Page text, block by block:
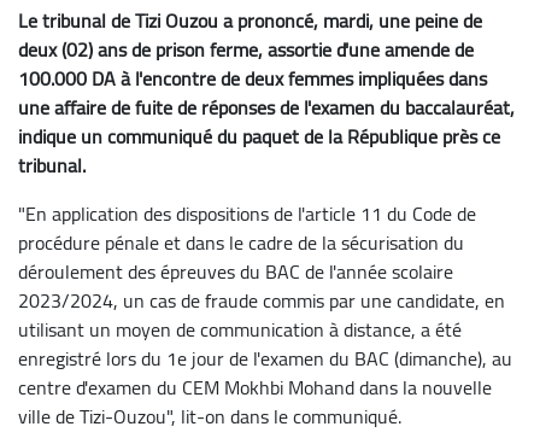
Le tribunal de Tizi Ouzou a prononcé, mardi, une peine de
deux (02) ans de prison ferme, assortie d'une amende de
100.000 DA à l'encontre de deux femmes impliquées dans
une affaire de fuite de réponses de l'examen du baccalauréat,
indique un communiqué du paquet de la République près ce
tribunal.
"En application des dispositions de l'article 11 du Code de
procédure pénale et dans le cadre de la sécurisation du
déroulement des épreuves du BAC de l'année scolaire
2023/2024, un cas de fraude commis par une candidate, en
utilisant un moyen de communication à distance, a été
enregistré lors du 1e jour de l'examen du BAC (dimanche), au
centre d'examen du CEM Mokhbi Mohand dans la nouvelle
ville de Tizi-Ouzou", lit-on dans le communiqué.